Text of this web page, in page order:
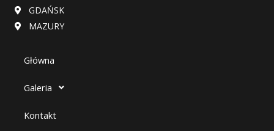
b
o
o
GDAŃSK
MAZURY
Główna
Galeria
Kontakt